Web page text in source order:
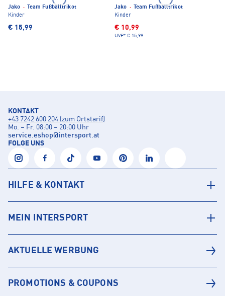
Jako ·
Team Fußballtrikot
Kinder
€ 15,99
Jako ·
Team Fußballtrikot
Kinder
€ 10,99
UVP* € 15,99
KONTAKT
+43 7242 600 204 (zum Ortstarif)
Mo. – Fr. 08:00 – 20:00 Uhr
service.eshop@intersport.at
FOLGE UNS
HILFE & KONTAKT
MEIN INTERSPORT
AKTUELLE WERBUNG
PROMOTIONS & COUPONS